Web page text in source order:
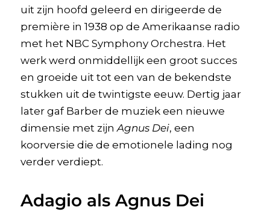
uit zijn hoofd geleerd en dirigeerde de
première in 1938 op de Amerikaanse radio
met het NBC Symphony Orchestra. Het
werk werd onmiddellijk een groot succes
en groeide uit tot een van de bekendste
stukken uit de twintigste eeuw. Dertig jaar
later gaf Barber de muziek een nieuwe
dimensie met zijnAgnus Dei, een
koorversie die de emotionele lading nog
verder verdiept.
Adagio als Agnus Dei